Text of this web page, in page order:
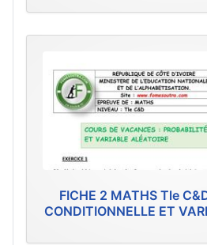
FICHE 2 MATHS Tle
CONDITIONNELLE ET